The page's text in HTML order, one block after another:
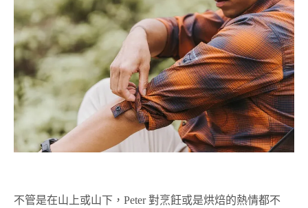
不管是在山上或山下，Peter 對烹飪或是烘焙的熱情都不